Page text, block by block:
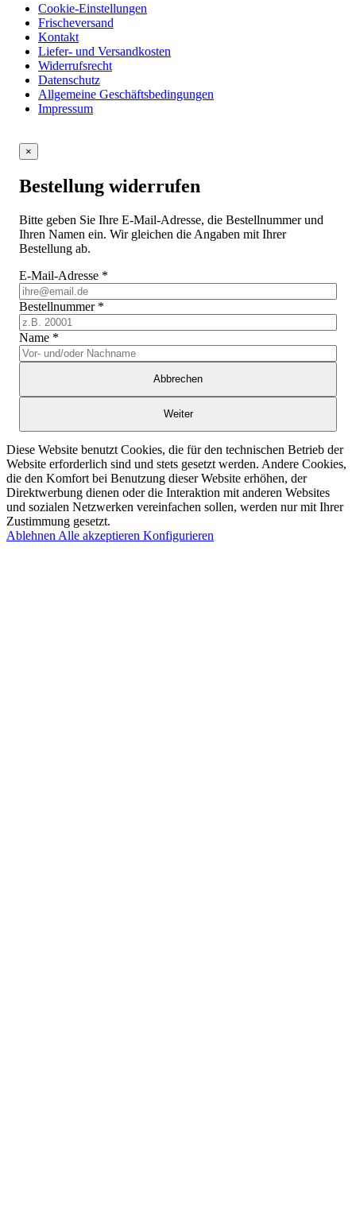
Cookie-Einstellungen
Frischeversand
Kontakt
Liefer- und Versandkosten
Widerrufsrecht
Datenschutz
Allgemeine Geschäftsbedingungen
Impressum
×
Bestellung widerrufen
Bitte geben Sie Ihre E-Mail-Adresse, die Bestellnummer und
Ihren Namen ein. Wir gleichen die Angaben mit Ihrer
Bestellung ab.
E-Mail-Adresse *
Bestellnummer *
Name *
Abbrechen
Weiter
Diese Website benutzt Cookies, die für den technischen Betrieb der
Website erforderlich sind und stets gesetzt werden. Andere Cookies,
die den Komfort bei Benutzung dieser Website erhöhen, der
Direktwerbung dienen oder die Interaktion mit anderen Websites
und sozialen Netzwerken vereinfachen sollen, werden nur mit Ihrer
Zustimmung gesetzt.
Ablehnen Alle akzeptieren Konfigurieren